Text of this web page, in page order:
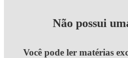
Não possui
Você pode ler matérias